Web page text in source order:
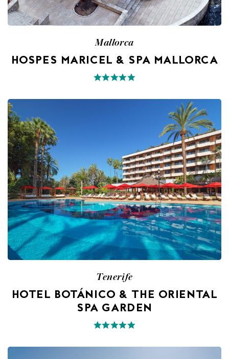
Mallorca
HOSPES MARICEL & SPA MALLORCA
Tenerife
HOTEL BOTÁNICO & THE ORIENTAL
SPA GARDEN